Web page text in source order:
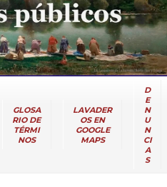
GLOSA
RIO DE
TÉRMI
NOS
LAVADER
OS EN
GOOGLE
MAPS
D
E
N
U
N
CI
A
S